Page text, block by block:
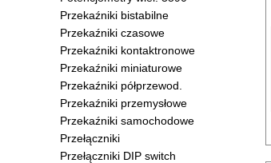
Przekaźniki bistabilne
Przekaźniki czasowe
Przekaźniki kontaktronowe
Przekaźniki miniaturowe
Przekaźniki półprzewod.
Przekaźniki przemysłowe
Przekaźniki samochodowe
Przełączniki
Przełączniki DIP switch